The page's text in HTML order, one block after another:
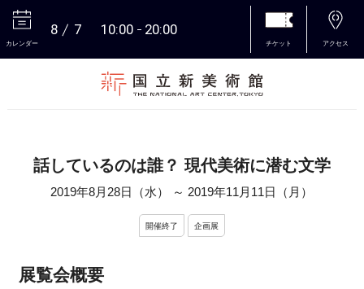
カレンダー
8 7 10:00 20:00
チケット アクセス
話しているのは誰？ 現代美術に潜む文学
2019年8月28日（水） ～ 2019年11月11日（月）
開催終了 企画展
展覧会概要